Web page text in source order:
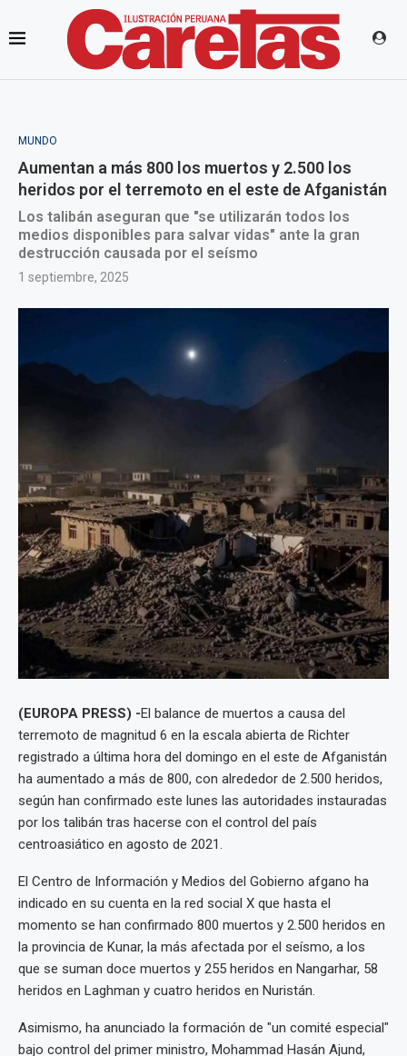
MUNDO
Aumentan a más 800 los muertos y 2.500 los
heridos por el terremoto en el este de Afganistán
Los talibán aseguran que "se utilizarán todos los
medios disponibles para salvar vidas" ante la gran
destrucción causada por el seísmo
1 septiembre, 2025
(EUROPA PRESS) -El balance de muertos a causa del
terremoto de magnitud 6 en la escala abierta de Richter
registrado a última hora del domingo en el este de Afganistán
ha aumentado a más de 800, con alrededor de 2.500 heridos,
según han confirmado este lunes las autoridades instauradas
por los talibán tras hacerse con el control del país
centroasiático en agosto de 2021.
El Centro de Información y Medios del Gobierno afgano ha
indicado en su cuenta en la red social X que hasta el
momento se han confirmado 800 muertos y 2.500 heridos en
la provincia de Kunar, la más afectada por el seísmo, a los
que se suman doce muertos y 255 heridos en Nangarhar, 58
heridos en Laghman y cuatro heridos en Nuristán.
Asimismo, ha anunciado la formación de "un comité especial"
bajo control del primer ministro, Mohammad Hasán Ajund,